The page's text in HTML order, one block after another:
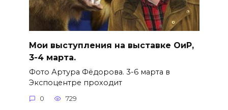
Мои выступления на выставке ОиР,
3-4 марта.
Фото Артура Фёдорова. 3-6 марта в
Экспоцентре проходит
0 729